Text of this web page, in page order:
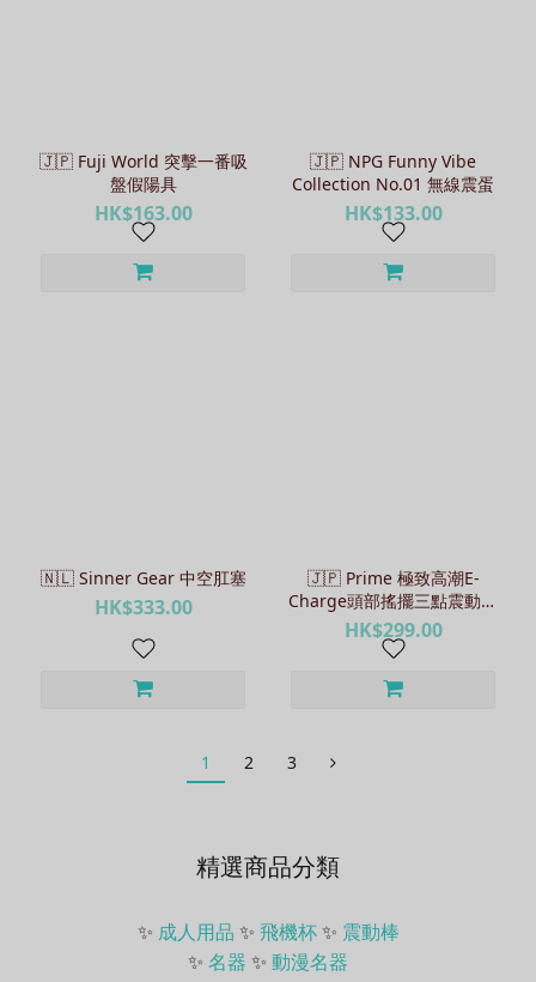
🇯🇵 Fuji World 突擊一番吸
盤假陽具
HK$163.00
🇯🇵 NPG Funny Vibe
Collection No.01 無線震蛋
HK$133.00
🇳🇱 Sinner Gear 中空肛塞
HK$333.00
🇯🇵 Prime 極致高潮E-
Charge頭部搖擺三點震動棒
- 黑色
HK$299.00
1 2 3
精選商品分類
✨ 成人用品 ✨ 飛機杯✨ 震動棒
✨ 名器 ✨ 動漫名器